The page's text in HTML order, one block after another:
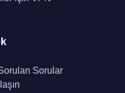
Sorular